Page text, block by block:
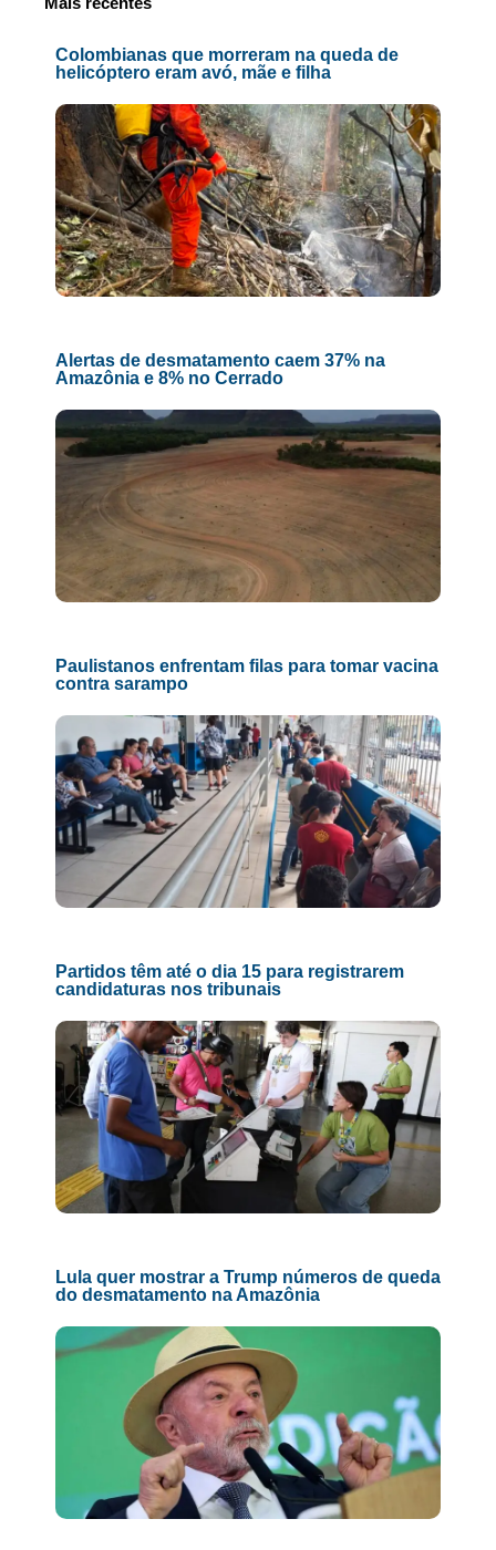
Colombianas que morreram na queda de
helicóptero eram avó, mãe e filha
Alertas de desmatamento caem 37% na
Amazônia e 8% no Cerrado
Paulistanos enfrentam filas para tomar vacina
contra sarampo
Partidos têm até o dia 15 para registrarem
candidaturas nos tribunais
Lula quer mostrar a Trump números de queda
do desmatamento na Amazônia